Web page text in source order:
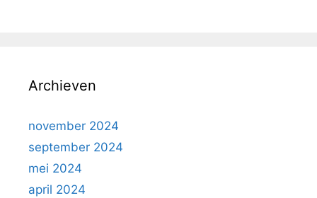
Archieven
november 2024
september 2024
mei 2024
april 2024